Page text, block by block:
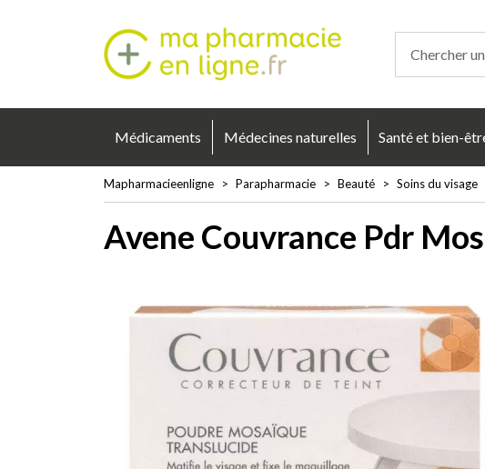
Médicaments Médecines naturelles Santé et bien-
Mapharmacieenligne Parapharmacie Beauté Soins du visage
Avene Couvrance Pdr